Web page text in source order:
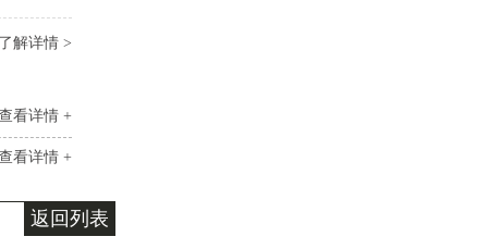
了解详情 >
看详情 +
看详情 +
返回列表